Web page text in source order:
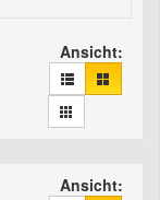
Ansicht:
Ansicht: